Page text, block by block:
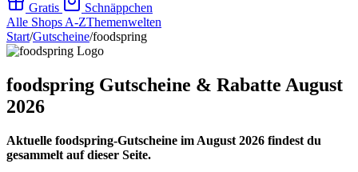
Gratis
Schnäppchen
Alle Shops A-ZThemenwelten
Start/Gutscheine/foodspring
foodspring Gutscheine & Rabatte August
2026
Aktuelle foodspring-Gutscheine im August 2026 findest du
gesammelt auf dieser Seite.